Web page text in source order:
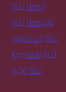
SLU Umeå
SLU Uppsala
Jobba på SLU
Kontakta SLU
Stöd SLU